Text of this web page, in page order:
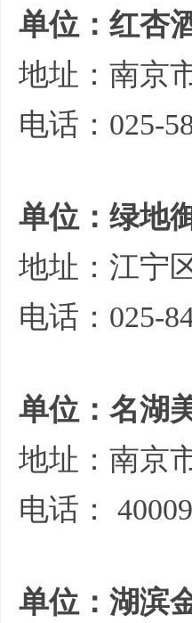
单位：红杏
地址：南京
电话：025-
单位：绿地
地址：江宁
电话：025-
单位：名湖
地址：南京
电话：
单位：湖滨